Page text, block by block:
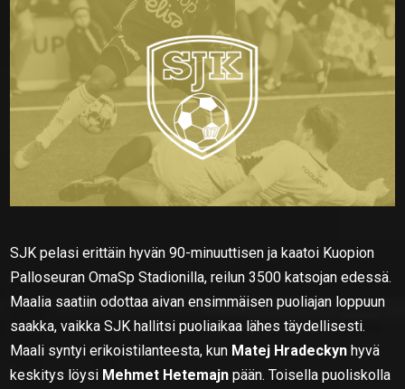
SJK pelasi erittäin hyvän 90-minuuttisen ja kaatoi Kuopion
Palloseuran OmaSp Stadionilla, reilun 3500 katsojan edessä.
Maalia saatiin odottaa aivan ensimmäisen puoliajan loppuun
saakka, vaikka SJK hallitsi puoliaikaa lähes täydellisesti.
Maali syntyi erikoistilanteesta, kun Matej Hradeckyn hyvä
keskitys löysi Mehmet Hetemajn pään. Toisella puoliskolla